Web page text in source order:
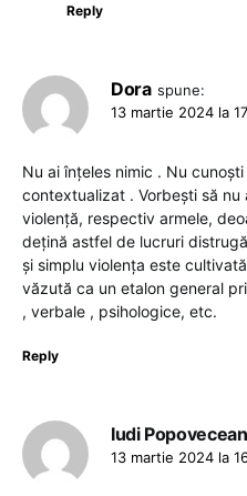
Reply
Dora spune:
13 martie 2024 la
Nu ai înțeles nimic . Nu
contextualizat . Vorbești să
violență, respectiv armele,
dețină astfel de lucruri
și simplu violența este
văzută ca un etalon general
, verbale , psihologice, etc.
Reply
Iudi
13 martie 2024 la